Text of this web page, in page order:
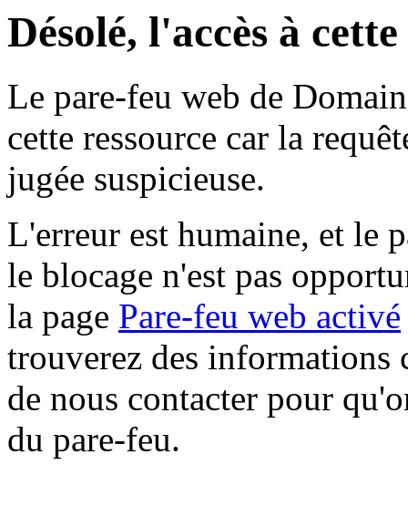
Désolé, l'accès à
Le pare-feu web de
cette ressource car la
jugée suspicieuse.
L'erreur est humaine, et le
le blocage n'est pas
la page Pare-feu web activé
trouverez des informations
de nous contacter pour
du pare-feu.